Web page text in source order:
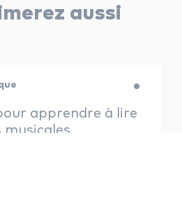
aussi
apprendre à lire